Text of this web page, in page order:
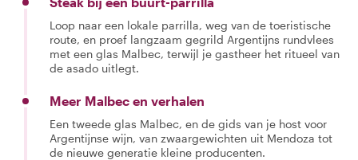
Loop naar een lokale parrilla, weg van de toeristische
route, en proef langzaam gegrild Argentijns rundvlees
met een glas Malbec, terwijl je gastheer het ritueel van
de asado uitlegt.
Meer Malbec en verhalen
Een tweede glas Malbec, en de gids van je host voor
Argentijnse wijn, van zwaargewichten uit Mendoza tot
de nieuwe generatie kleine producenten.